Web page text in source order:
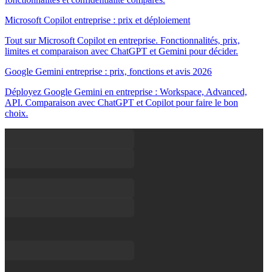
Microsoft Copilot entreprise : prix et déploiement
Tout sur Microsoft Copilot en entreprise. Fonctionnalités, prix,
limites et comparaison avec ChatGPT et Gemini pour décider.
Google Gemini entreprise : prix, fonctions et avis 2026
Déployez Google Gemini en entreprise : Workspace, Advanced,
API. Comparaison avec ChatGPT et Copilot pour faire le bon
choix.